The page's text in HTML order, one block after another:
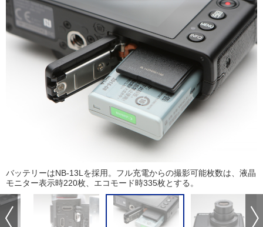
バッテリーはNB-13Lを採用。フル充電からの撮影可能枚数は、液晶
モニター表示時220枚、エコモード時335枚とする。